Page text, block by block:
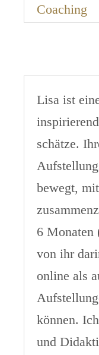
Coaching
Lisa ist
schätze.
bewegt,
6 Monaten
von ihr
online als
können.
und